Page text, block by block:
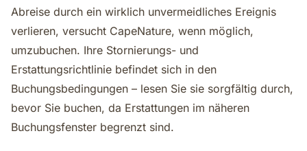
Abreise durch ein wirklich unvermeidliches Ereignis
verlieren, versucht CapeNature, wenn möglich,
umzubuchen. Ihre Stornierungs- und
Erstattungsrichtlinie befindet sich in den
Buchungsbedingungen – lesen Sie sie sorgfältig durch,
bevor Sie buchen, da Erstattungen im näheren
Buchungsfenster begrenzt sind.